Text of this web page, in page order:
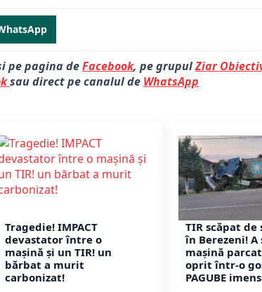
pe pagina deFacebook, pe grupulZiar
sau direct pe canalul de WhatsApp
Tragedie! IMPACT
devastator între o
mașină și un TIR! un
bărbat a murit
carbonizat!
TIR scăpat
în Berezeni!
mașină
oprit într-o
PAGUBE